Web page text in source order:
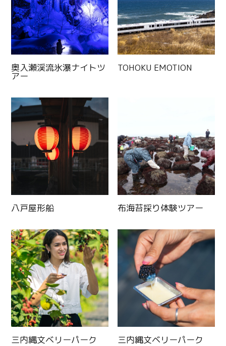
奥入瀬渓流氷瀑ナイトツ
アー
TOHOKU EMOTION
八戸屋形船 布海苔採り体験ツアー
三内縄文ベリーパーク 三内縄文ベリーパーク